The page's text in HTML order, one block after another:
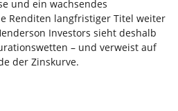
und ein wachsendes
Renditen langfristiger Titel weiter
Investors sieht deshalb
– und verweist auf
der Zinskurve.